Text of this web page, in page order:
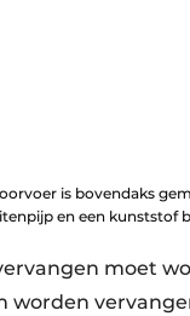
is bovendaks
en een kunststof
moet
worden